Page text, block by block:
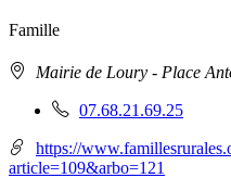
Famille
AdresseMairie de Loury - Place
Téléphone
:
07.68.21.69.25
https://
article=109&arbo=121